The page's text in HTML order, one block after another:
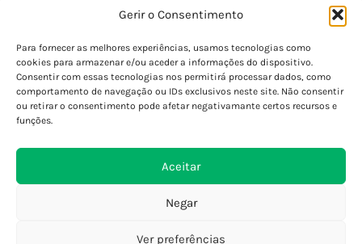
Gerir o Consentimento
Para fornecer as melhores experiências, usamos tecnologias como
cookies para armazenar e/ou aceder a informações do dispositivo.
Consentir com essas tecnologias nos permitirá processar dados, como
comportamento de navegação ou IDs exclusivos neste site. Não consentir
ou retirar o consentimento pode afetar negativamante certos recursos e
funções.
Aceitar
Negar
Ver preferências
Política de Privacidade
Termos e Condições
Perguntas Frequentes
Custos de Envio
Encomendas Internacionais
Devoluções e Trocas